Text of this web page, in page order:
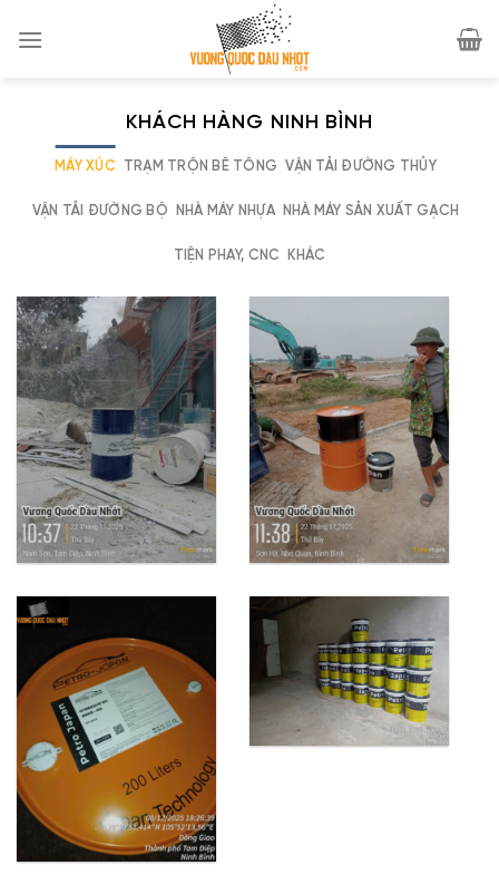
KHÁCH HÀNG NINH BÌNH
MÁY XÚC TRẠM TRỘN BÊ TÔNG VẬN TẢI ĐƯỜNG THỦY
VẬN TẢI ĐƯỜNG BỘ NHÀ MÁY NHỰA NHÀ MÁY SẢN XUẤT GẠCH
TIỆN PHAY, CNC KHÁC